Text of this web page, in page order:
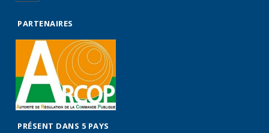
PARTENAIRES
PRÉSENT DANS 5 PAYS